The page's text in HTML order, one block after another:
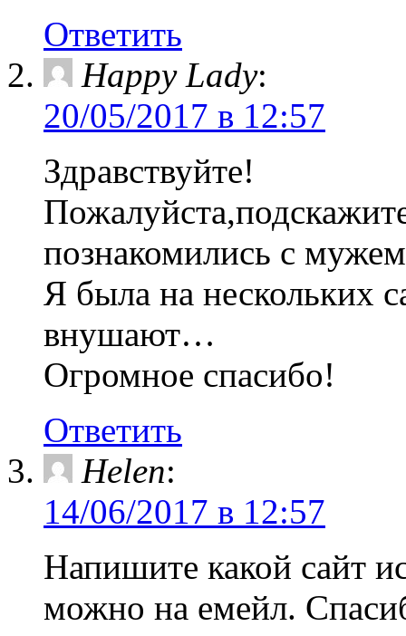
Ответить
Happy Lady:
20/05/2017 в 12:57
Здравствуйте!
познакомились с
Я была на нескольких
внушают…
Огромное спасибо!
Ответить
Helen:
14/06/2017 в 12:57
Напишите какой сайт
можно на емейл.